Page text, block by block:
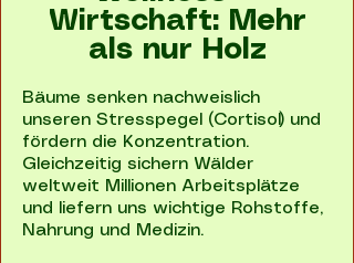
Wirtschaft: Mehr
als nur Holz
Bäume senken nachweislich
unseren Stresspegel (Cortisol) und
fördern die Konzentration.
Gleichzeitig sichern Wälder
weltweit Millionen Arbeitsplätze
und liefern uns wichtige Rohstoffe,
Nahrung und Medizin.